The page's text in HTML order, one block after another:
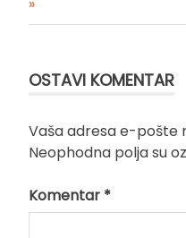
»
OSTAVI KOMENTAR
Vaša adresa e-pošte
Neophodna polja su
Komentar *